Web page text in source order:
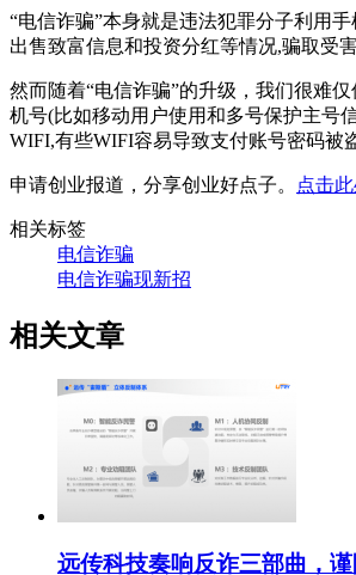
“电信诈骗”本身就是违法犯罪分子利用
出售致富信息和投资分红等情况,骗取受
然而随着“电信诈骗”的升级，我们很难
机号(比如移动用户使用和多号保护主号
WIFI,有些WIFI容易导致支付账号密码被
申请创业报道，分享创业好点子。 点击
相关标签
电信诈骗
电信诈骗现新招
相关文章
远传科技奏响反诈三部曲，